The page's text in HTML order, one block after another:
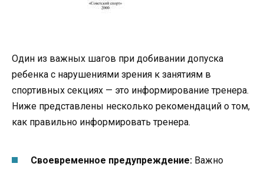
Один из важных шагов при добивании допуска
ребенка с нарушениями зрения к занятиям в
спортивных секциях — это информирование тренера.
Ниже представлены несколько рекомендаций о том,
как правильно информировать тренера.
Своевременное предупреждение: Важно